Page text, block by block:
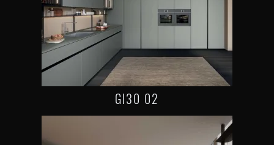
GI30 02